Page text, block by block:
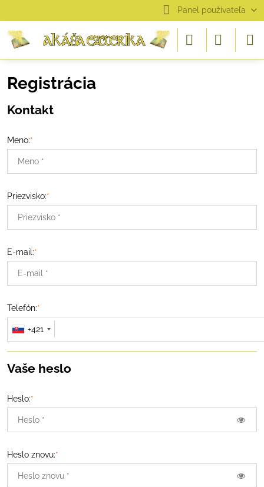
Panel používateľa
Registrácia
Kontakt
Meno:*
Priezvisko:*
E-mail:*
Telefón:*
+421
Vaše heslo
Heslo:*
Heslo znovu:*